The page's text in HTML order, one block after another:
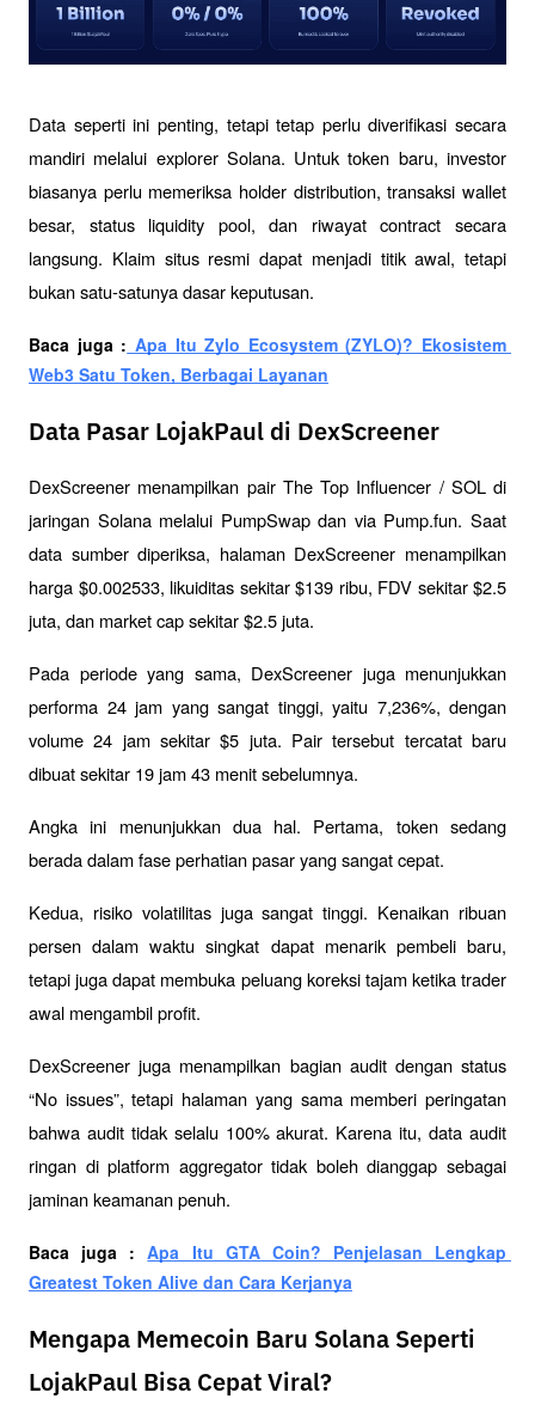
Data seperti ini penting, tetapi tetap perlu diverifikasi secara
mandiri melalui explorer Solana. Untuk token baru, investor
biasanya perlu memeriksa holder distribution, transaksi wallet
besar, status liquidity pool, dan riwayat contract secara
langsung. Klaim situs resmi dapat menjadi titik awal, tetapi
bukan satu-satunya dasar keputusan.
Baca juga : Apa Itu Zylo Ecosystem (ZYLO)? Ekosistem
Web3 Satu Token, Berbagai Layanan
Data Pasar LojakPaul di DexScreener
DexScreener menampilkan pair The Top Influencer / SOL di
jaringan Solana melalui PumpSwap dan via Pump.fun. Saat
data sumber diperiksa, halaman DexScreener menampilkan
harga $0.002533, likuiditas sekitar $139 ribu, FDV sekitar $2.5
juta, dan market cap sekitar $2.5 juta.
Pada periode yang sama, DexScreener juga menunjukkan
performa 24 jam yang sangat tinggi, yaitu 7,236%, dengan
volume 24 jam sekitar $5 juta. Pair tersebut tercatat baru
dibuat sekitar 19 jam 43 menit sebelumnya.
Angka ini menunjukkan dua hal. Pertama, token sedang
berada dalam fase perhatian pasar yang sangat cepat.
Kedua, risiko volatilitas juga sangat tinggi. Kenaikan ribuan
persen dalam waktu singkat dapat menarik pembeli baru,
tetapi juga dapat membuka peluang koreksi tajam ketika trader
awal mengambil profit.
DexScreener juga menampilkan bagian audit dengan status
“No issues”, tetapi halaman yang sama memberi peringatan
bahwa audit tidak selalu 100% akurat. Karena itu, data audit
ringan di platform aggregator tidak boleh dianggap sebagai
jaminan keamanan penuh.
Baca juga : Apa Itu GTA Coin? Penjelasan Lengkap
Greatest Token Alive dan Cara Kerjanya
Mengapa Memecoin Baru Solana Seperti
LojakPaul Bisa Cepat Viral?